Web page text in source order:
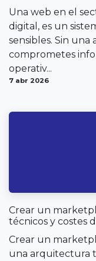
Una web en el
digital, es un
sensibles. Sin
comprometes
operativ...
7 abr 2026
Crear un
técnicos y costes
Crear un
una arquitectura